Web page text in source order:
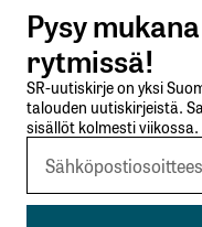
Lähetä
Pysy
rytmissä!
SR-uutiskirje on yksi
talouden uutiskirjeistä.
sisällöt kolmesti viikossa.